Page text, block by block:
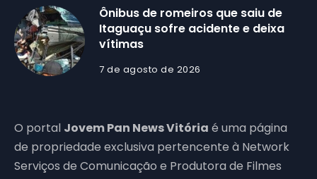
Ônibus de romeiros que saiu de
Itaguaçu sofre acidente e deixa
vítimas
7 de agosto de 2026
O portal Jovem Pan News Vitória é uma página
de propriedade exclusiva pertencente à Network
Serviços de Comunicação e Produtora de Filmes